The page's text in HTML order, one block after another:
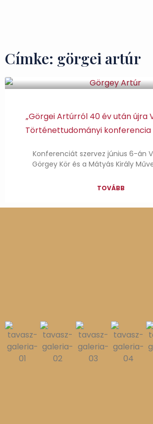
Címke: görgei artúr
„Görgei Artúrról 40 év után újra
Történettudományi konferencia
Konferenciát szervez június 6-án
Görgey Kör és a Mátyás Király
TOVÁBB